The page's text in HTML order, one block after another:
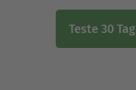
Teste 30